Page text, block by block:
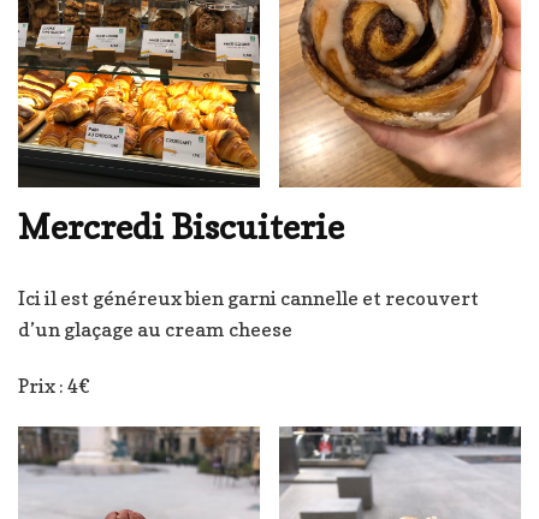
Mercredi Biscuiterie
Ici il est généreux bien garni cannelle et recouvert
d’un glaçage au cream cheese
Prix : 4€